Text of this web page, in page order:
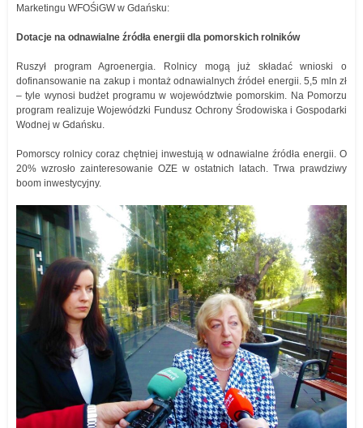
Marketingu WFOŚiGW w Gdańsku:
Dotacje na odnawialne źródła energii dla pomorskich rolników
Ruszył program Agroenergia. Rolnicy mogą już składać wnioski o
dofinansowanie na zakup i montaż odnawialnych źródeł energii. 5,5 mln zł
– tyle wynosi budżet programu w województwie pomorskim. Na Pomorzu
program realizuje Wojewódzki Fundusz Ochrony Środowiska i Gospodarki
Wodnej w Gdańsku.
Pomorscy rolnicy coraz chętniej inwestują w odnawialne źródła energii. O
20% wzrosło zainteresowanie OZE w ostatnich latach. Trwa prawdziwy
boom inwestycyjny.